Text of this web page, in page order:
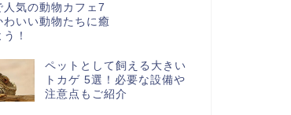
人気の動物カフェ7
わいい動物たちに癒
！
ペットとして飼える大きい
トカゲ 5選！必要な設備や
注意点もご紹介